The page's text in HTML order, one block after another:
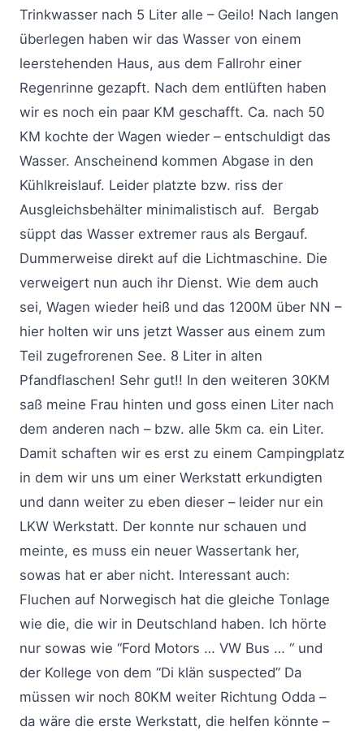
Trinkwasser nach 5 Liter alle – Geilo! Nach langen
überlegen haben wir das Wasser von einem
leerstehenden Haus, aus dem Fallrohr einer
Regenrinne gezapft. Nach dem entlüften haben
wir es noch ein paar KM geschafft. Ca. nach 50
KM kochte der Wagen wieder – entschuldigt das
Wasser. Anscheinend kommen Abgase in den
Kühlkreislauf. Leider platzte bzw. riss der
Ausgleichsbehälter minimalistisch auf. Bergab
süppt das Wasser extremer raus als Bergauf.
Dummerweise direkt auf die Lichtmaschine. Die
verweigert nun auch ihr Dienst. Wie dem auch
sei, Wagen wieder heiß und das 1200M über NN –
hier holten wir uns jetzt Wasser aus einem zum
Teil zugefrorenen See. 8 Liter in alten
Pfandflaschen! Sehr gut!! In den weiteren 30KM
saß meine Frau hinten und goss einen Liter nach
dem anderen nach – bzw. alle 5km ca. ein Liter.
Damit schaften wir es erst zu einem Campingplatz
in dem wir uns um einer Werkstatt erkundigten
und dann weiter zu eben dieser – leider nur ein
LKW Werkstatt. Der konnte nur schauen und
meinte, es muss ein neuer Wassertank her,
sowas hat er aber nicht. Interessant auch:
Fluchen auf Norwegisch hat die gleiche Tonlage
wie die, die wir in Deutschland haben. Ich hörte
nur sowas wie “Ford Motors … VW Bus … “ und
der Kollege von dem “Di klän suspected” Da
müssen wir noch 80KM weiter Richtung Odda –
da wäre die erste Werkstatt, die helfen könnte –